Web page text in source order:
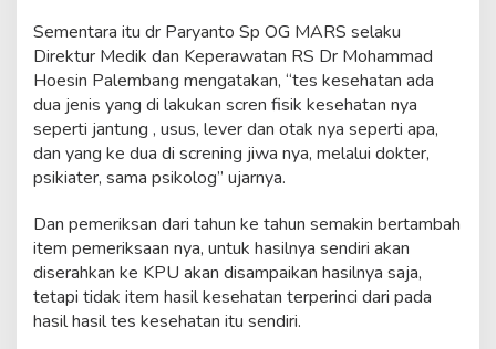
a
n
g
Sementara itu dr Paryanto Sp OG MARS selaku
Direktur Medik dan Keperawatan RS Dr Mohammad
Hoesin Palembang mengatakan, “tes kesehatan ada
dua jenis yang di lakukan scren fisik kesehatan nya
seperti jantung , usus, lever dan otak nya seperti apa,
dan yang ke dua di screning jiwa nya, melalui dokter,
psikiater, sama psikolog” ujarnya.
Dan pemeriksan dari tahun ke tahun semakin bertambah
item pemeriksaan nya, untuk hasilnya sendiri akan
diserahkan ke KPU akan disampaikan hasilnya saja,
tetapi tidak item hasil kesehatan terperinci dari pada
hasil hasil tes kesehatan itu sendiri.